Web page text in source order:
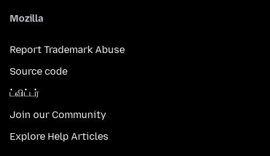
Mozilla
Report Trademark Abuse
Source code
ட்விட்டர்
Join our Community
Explore Help Articles